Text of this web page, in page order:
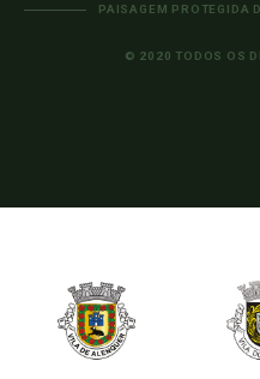
PAISAGEM PROTEGIDA
© 2020 TODOS OS